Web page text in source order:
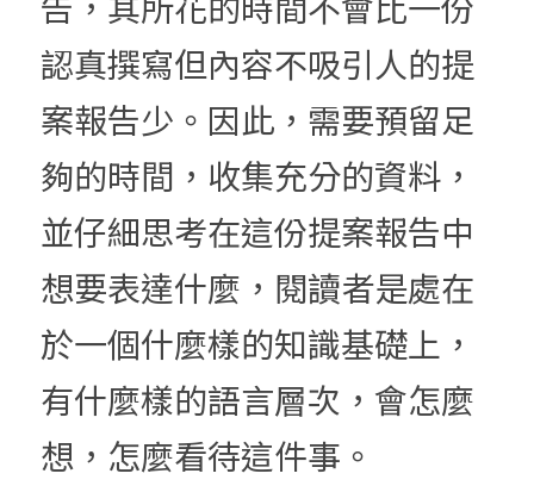
認真撰寫但內容不吸引人的提
案報告少。因此，需要預留足
夠的時間，收集充分的資料，
並仔細思考在這份提案報告中
想要表達什麼，閱讀者是處在
於一個什麼樣的知識基礎上，
有什麼樣的語言層次，會怎麼
想，怎麼看待這件事。